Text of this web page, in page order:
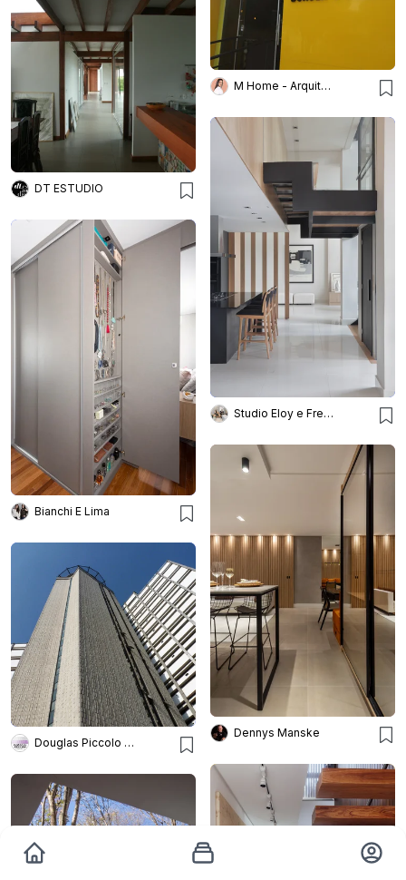
M Home - Arquitetura e Interiores
DT ESTUDIO
Studio Eloy e Freitas Arquitetura
Bianchi E Lima
Dennys Manske
Douglas Piccolo Arquitetura e Planejamento Visual